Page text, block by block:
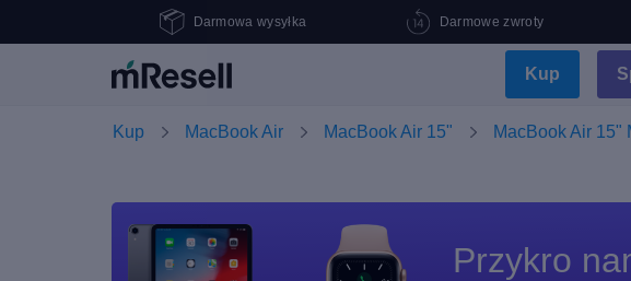
Darmowa wysyłka Darmowe zwroty
Kup
Kup MacBook Air MacBook Air 15" MacBook Air 15"
Przykro